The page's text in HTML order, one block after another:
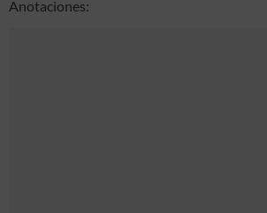
Anotaciones: